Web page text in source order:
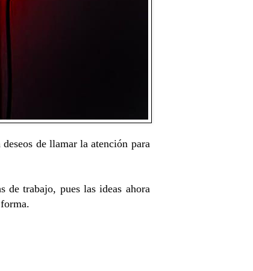
de llamar la atención para
de trabajo, pues las ideas ahora